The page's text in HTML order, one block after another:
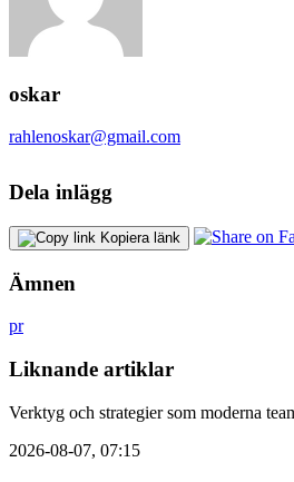
oskar
rahlenoskar@gmail.com
Dela inlägg
Kopiera länk
Ämnen
pr
Liknande artiklar
Verktyg och strategier som moderna
2026-08-07, 07:15